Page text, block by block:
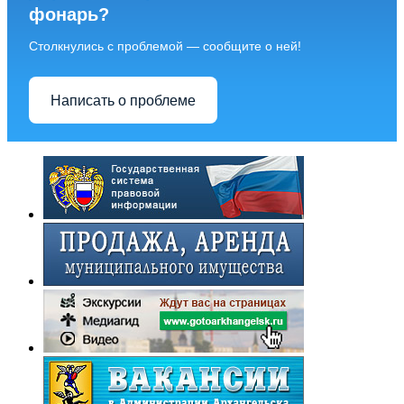
фонарь?
Столкнулись с проблемой — сообщите о ней!
Написать о проблеме